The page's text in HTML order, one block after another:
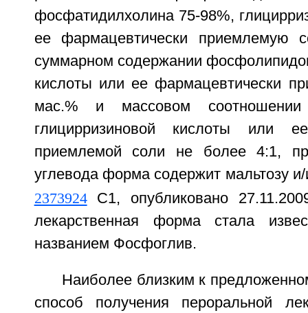
фосфатидилхолина 75-98%,
ее фармацевтически приемлемую
суммарном содержании
кислоты или ее фармацевтически
мас.% и массовом
глицирризиновой кислоты или
приемлемой соли не более 4:1,
углевода форма содержит мальтозу
2373924С1, опубликовано
лекарственная форма стала
названием Фосфоглив.
Наиболее близким к
способ получения пероральной